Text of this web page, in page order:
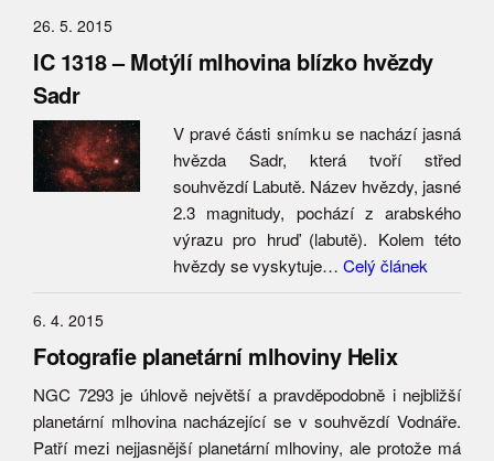
26. 5. 2015
IC 1318 – Motýlí mlhovina blízko hvězdy
Sadr
V pravé části snímku se nachází jasná
hvězda Sadr, která tvoří střed
souhvězdí Labutě. Název hvězdy, jasné
2.3 magnitudy, pochází z arabského
výrazu pro hruď (labutě). Kolem této
hvězdy se vyskytuje… Celý článek
6. 4. 2015
Fotografie planetární mlhoviny Helix
NGC 7293 je úhlově největší a pravděpodobně i nejbližší
planetární mlhovina nacházející se v souhvězdí Vodnáře.
Patří mezi nejjasnější planetární mlhoviny, ale protože má